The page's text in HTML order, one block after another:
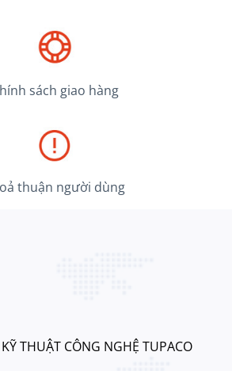
sách giao hàng
thuận người dùng
THUẬT CÔNG NGHỆ TUPACO